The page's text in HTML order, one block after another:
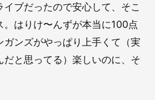
ブだったので安心して、そこ
はりけ〜んずが本当に100点
ンズがやっぱり上手くて（実
と思ってる）楽しいのに、そ